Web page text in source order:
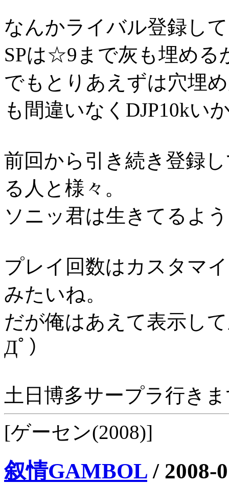
なんかライバル登録し
SPは☆9まで灰も埋める
でもとりあえずは穴埋
も間違いなくDJP10kい
前回から引き続き登録
る人と様々。
ソニッ君は生きてるよ
プレイ回数はカスタマ
みたいね。
だが俺はあえて表示し
Дﾟ）
土日博多サープラ行き
[ゲーセン(2008)]
叙情GAMBOL / 2008-